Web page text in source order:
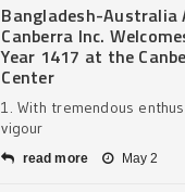
Bangladesh-Australia
Canberra Inc.
Year 1417 at the
Center
1. With tremendous
vigour
read more May 2